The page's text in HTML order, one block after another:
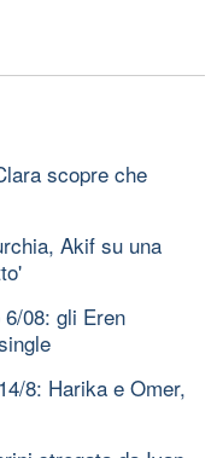
scopre che
Akif su una
08: gli Eren
8: Harika e Omer,